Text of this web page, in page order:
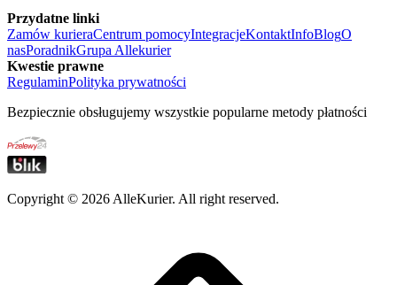
Przydatne linki
Zamów kurieraCentrum pomocyIntegracjeKontaktInfoBlogO
nasPoradnikGrupa Allekurier
Kwestie prawne
RegulaminPolityka prywatności
Bezpiecznie obsługujemy wszystkie popularne metody płatności
Copyright © 2026 AlleKurier. All right reserved.